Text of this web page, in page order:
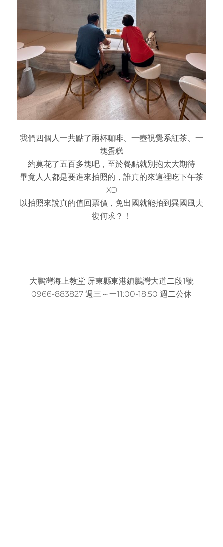
我們四個人一共點了兩杯咖啡、一壺視覺系紅茶、一
塊蛋糕
約莫花了五百多塊吧，至於餐點就別抱太大期待
畢竟人人都是要進來拍照的，誰真的來這裡吃下午茶
XD
以拍照來說真的值回票價，免出國就能拍到異國風夫
復何求？！
大鵬灣海上教堂 屏東縣東港鎮鵬灣大道二段1號
0966-883827 週三～一11:00-18:50 週二公休